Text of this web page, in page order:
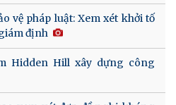
vệ pháp luật: Xem xét khởi tố
định
Hidden Hill xây dựng công